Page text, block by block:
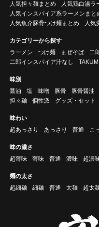
人気担々麺まとめ
人気鶏白湯ラ
人気インスパイア系ラーメンまと
人気魚介豚骨つけ麺まとめ
人気
カテゴリーから探す
ラーメン
つけ麺 まぜそば
二
二郎インスパイア汁なし
味別
醤油
塩 味噌 豚骨 豚骨醤油
担々麺
個性派 グッズ・セット
味わい
超あっさり
あっさり 普通 こ
味の濃さ
超薄味
薄味 普通 濃味 超濃
麺の太さ
超細麺
細麺 普通 太麺 超太